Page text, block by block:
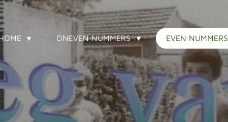
ONEVEN NUMMERS EVEN NUMMERS